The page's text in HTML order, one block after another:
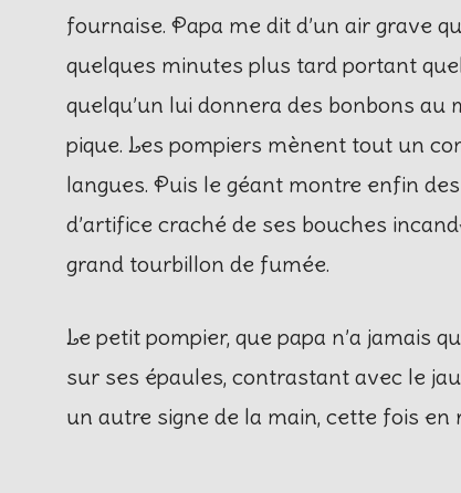
fournaise. Papa me dit d’un air grave
quelques minutes plus tard portant
quelqu’un lui donnera des bonbons
pique. Les pompiers mènent tout un
langues. Puis le géant montre enfin
d’artifice craché de ses bouches
grand tourbillon de fumée.
Le petit pompier, que papa n’a jamais
sur ses épaules, contrastant avec le
un autre signe de la main, cette fois